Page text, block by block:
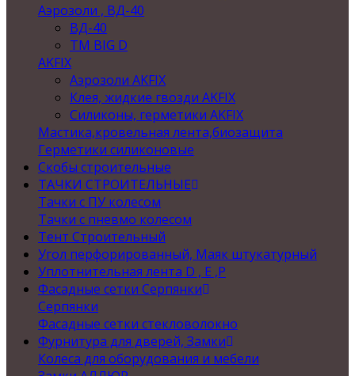
Аэрозоли , ВД-40
ВД-40
TM BIG D
AKFIX
Аэрозоли AKFIX
Клея, жидкие гвозди AKFIX
Силиконы, герметики AKFIX
Мастика,кровельная лента,биозащита
Герметики силиконовые
Скобы строительные
ТАЧКИ СТРОИТЕЛЬНЫЕ
Тачки с ПУ колесом
Тачки с пневмо колесом
Тент Строительный
Угол перфорированный, Маяк штукатурный
Уплотнительная лента D , Е ,P
Фасадные сетки Серпянки
Серпянки
Фасадные сетки стекловолокно
Фурнитура для дверей, Замки
Колеса для оборудования и мебели